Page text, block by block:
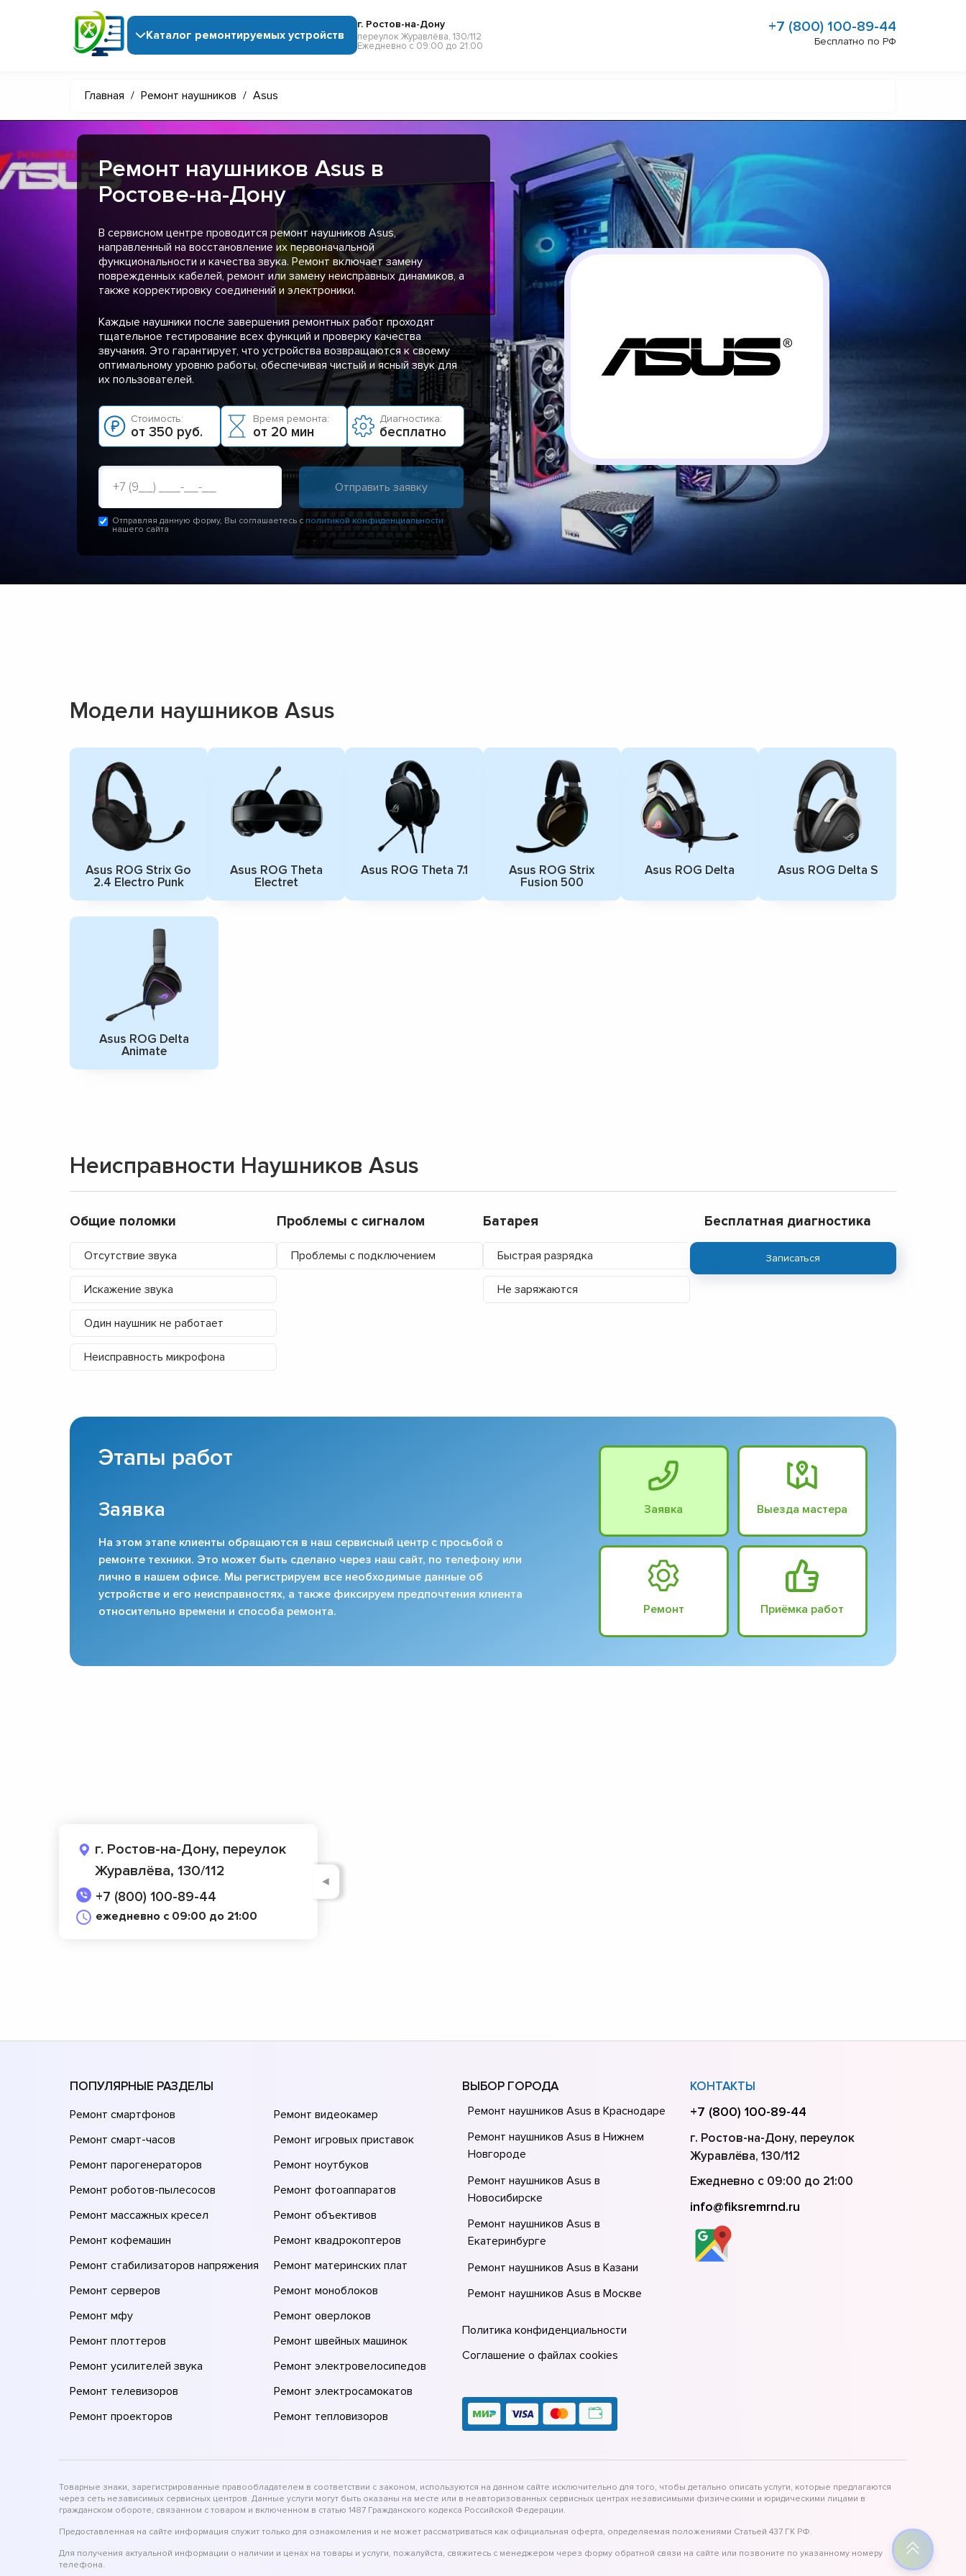
Каталог ремонтируемых устройств
г. Ростов-на-Дону
переулок Журавлёва, 130/112
Ежедневно с 09:00 до 21:00
+7 (800) 100-89-44
Бесплатно по РФ
Главная / Ремонт наушников / Asus
Ремонт наушников Asus в
Ростове-на-Дону
В сервисном центре проводится ремонт наушников Asus,
направленный на восстановление их первоначальной
функциональности и качества звука. Ремонт включает замену
поврежденных кабелей, ремонт или замену неисправных динамиков, а
также корректировку соединений и электроники.
Каждые наушники после завершения ремонтных работ проходят
тщательное тестирование всех функций и проверку качества
звучания. Это гарантирует, что устройства возвращаются к своему
оптимальному уровню работы, обеспечивая чистый и ясный звук для
их пользователей.
Стоимость:
от 350 руб.
Время ремонта:
от 20 мин
Диагностика:
бесплатно
Отправляя данную форму, Вы соглашаетесь с политикой конфиденциальности
нашего сайта
Модели наушников Asus
Asus ROG Strix Go
2.4 Electro Punk
Asus ROG Theta
Electret
Asus ROG Theta 7.1
Asus ROG Strix
Fusion 500
Asus ROG Delta Asus ROG Delta S
Asus ROG Delta
Animate
Неисправности Наушников Asus
Общие поломки
Отсутствие звука
Искажение звука
Один наушник не работает
Неисправность микрофона
Проблемы с сигналом
Проблемы с подключением
Батарея
Быстрая разрядка
Не заряжаются
Бесплатная диагностика
Записаться
Этапы работ
Заявка
На этом этапе клиенты обращаются в наш сервисный центр с просьбой о
ремонте техники. Это может быть сделано через наш сайт, по телефону или
лично в нашем офисе. Мы регистрируем все необходимые данные об
устройстве и его неисправностях, а также фиксируем предпочтения клиента
относительно времени и способа ремонта.
Заявка Выезда мастера
Ремонт Приёмка работ
г. Ростов-на-Дону, переулок
Журавлёва, 130/112
+7 (800) 100-89-44
ежедневно с 09:00 до 21:00
◄
ПОПУЛЯРНЫЕ РАЗДЕЛЫ
Ремонт смартфонов
Ремонт смарт-часов
Ремонт парогенераторов
Ремонт роботов-пылесосов
Ремонт массажных кресел
Ремонт кофемашин
Ремонт стабилизаторов напряжения
Ремонт серверов
Ремонт мфу
Ремонт плоттеров
Ремонт усилителей звука
Ремонт телевизоров
Ремонт проекторов
Ремонт видеокамер
Ремонт игровых приставок
Ремонт ноутбуков
Ремонт фотоаппаратов
Ремонт объективов
Ремонт квадрокоптеров
Ремонт материнских плат
Ремонт моноблоков
Ремонт оверлоков
Ремонт швейных машинок
Ремонт электровелосипедов
Ремонт электросамокатов
Ремонт тепловизоров
ВЫБОР ГОРОДА
Ремонт наушников Asus в Краснодаре
Ремонт наушников Asus в Нижнем
Новгороде
Ремонт наушников Asus в
Новосибирске
Ремонт наушников Asus в
Екатеринбурге
Ремонт наушников Asus в Казани
Ремонт наушников Asus в Москве
Петербурге
Политика конфиденциальности
Соглашение о файлах cookies
КОНТАКТЫ
+7 (800) 100-89-44
г. Ростов-на-Дону, переулок
Журавлёва, 130/112
Ежедневно с 09:00 до 21:00
info@fiksremrnd.ru
Товарные знаки, зарегистрированные правообладателем в соответствии с законом, используются на данном сайте исключительно для того, чтобы детально описать услуги, которые предлагаются
через сеть независимых сервисных центров. Данные услуги могут быть оказаны на месте или в неавторизованных сервисных центрах независимыми физическими и юридическими лицами в
гражданском обороте, связанном с товаром и включенном в статью 1487 Гражданского кодекса Российской Федерации.
Предоставленная на сайте информация служит только для ознакомления и не может рассматриваться как официальная оферта, определяемая положениями Статьей 437 ГК РФ.
Для получения актуальной информации о наличии и ценах на товары и услуги, пожалуйста, свяжитесь с менеджером через форму обратной связи на сайте или позвоните по указанному номеру
телефона.